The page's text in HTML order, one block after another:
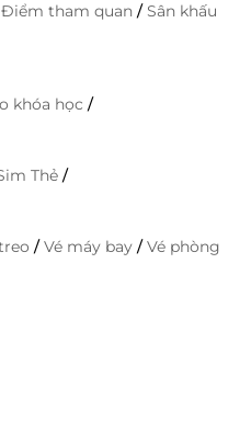
Điểm tham quan /Sân khấu
khóa học /
Thẻ /
/Vé máy bay /Vé phòng